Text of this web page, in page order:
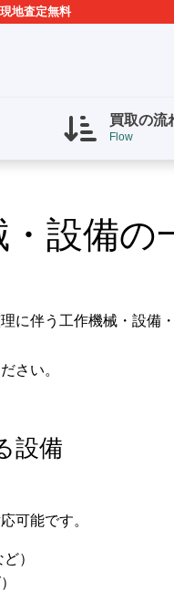
地査定無料
買取の流
Flow
設備の
に伴う工作機械・設備
さい。
設備
可能です。
）